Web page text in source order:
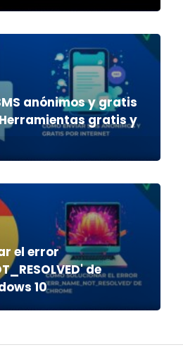
anónimos y gratis
gratis y
el error
de
10